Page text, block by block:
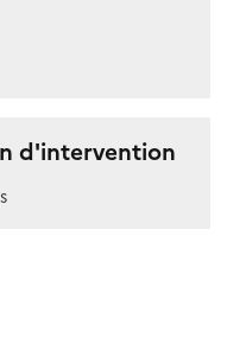
d'intervention
X